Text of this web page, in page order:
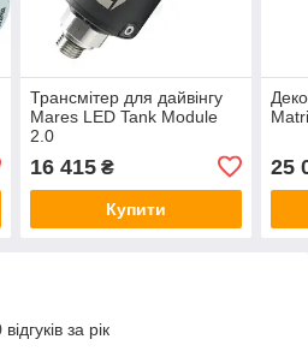
Трансмітер для дайвінгу
Mares LED Tank Module
2.0
16 415₴
Купити
25
за рік